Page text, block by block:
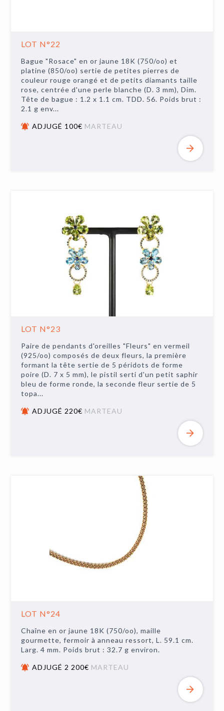
LOT N°22
Bague "Rosace" en or jaune 18K (750/oo) et
platine (850/oo) sertie de petites pierres de
couleur rouge orangé et de petits diamants taille
rose, centrée d'une perle blanche (D. 3 mm), Dim.
Tête de bague : 1.2 x 1.1 cm. TDD. 56. Poids brut :
2.1 g env...
ADJUGÉ 100€ MARTEAU
LOT N°23
Paire de pendants d'oreilles "Fleurs" en vermeil
(925/oo) composés de deux fleurs, la première
formant la tête sertie de 5 péridots de forme
poire (D. 7 x 5 mm), le pistil serti d'un petit saphir
bleu de forme ronde, la seconde fleur sertie de 5
topa...
ADJUGÉ 220€ MARTEAU
LOT N°24
Chaîne en or jaune 18K (750/oo), maille
gourmette, fermoir à anneau ressort, L. 59.1 cm.
Larg. 4 mm. Poids brut : 32.7 g environ.
ADJUGÉ 2 200€ MARTEAU